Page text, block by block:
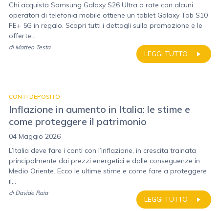
Chi acquista Samsung Galaxy S26 Ultra a rate con alcuni
operatori di telefonia mobile ottiene un tablet Galaxy Tab S10
FE+ 5G in regalo. Scopri tutti i dettagli sulla promozione e le
offerte...
LEGGI TUTTO
di Matteo Testa
CONTI DEPOSITO
Inflazione in aumento in Italia: le stime e
come proteggere il patrimonio
04 Maggio 2026
L’Italia deve fare i conti con l’inflazione, in crescita trainata
principalmente dai prezzi energetici e dalle conseguenze in
Medio Oriente. Ecco le ultime stime e come fare a proteggere
il...
LEGGI TUTTO
di Davide Raia